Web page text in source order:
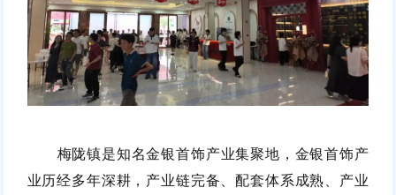
梅陇镇是知名金银首饰产业集聚地，金银首饰产
业历经多年深耕，产业链完备、配套体系成熟、产业